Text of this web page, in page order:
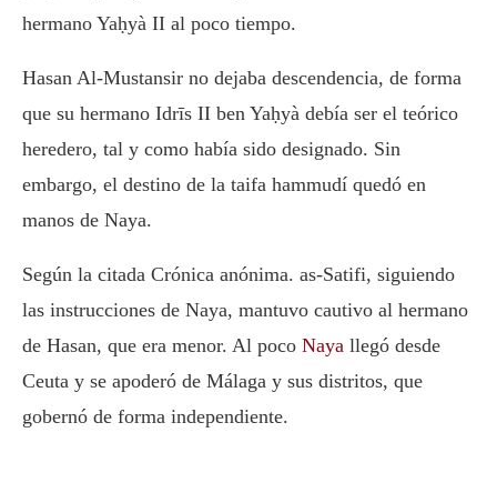
hermano Yaḥyà II al poco tiempo.
Hasan Al-Mustansir no dejaba descendencia, de forma
que su hermano Idrīs II ben Yaḥyà debía ser el teórico
heredero, tal y como había sido designado. Sin
embargo, el destino de la taifa hammudí quedó en
manos de Naya.
Según la citada Crónica anónima. as-Satifi, siguiendo
las instrucciones de Naya, mantuvo cautivo al hermano
de Hasan, que era menor. Al poco Naya llegó desde
Ceuta y se apoderó de Málaga y sus distritos, que
gobernó de forma independiente.